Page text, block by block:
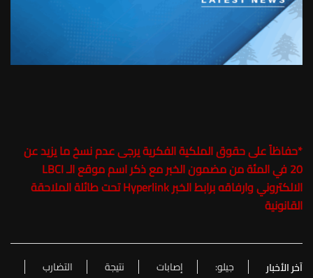
*حفاظاً على حقوق الملكية الفكرية يرجى عدم نسخ ما يزيد عن
20 في المئة من مضمون الخبر مع ذكر اسم موقع الـ LBCI
الالكتروني وارفاقه برابط الخبر Hyperlink تحت طائلة الملاحقة
القانونية
آخر الأخبار جيلو: إصابات نتيجة التضارب